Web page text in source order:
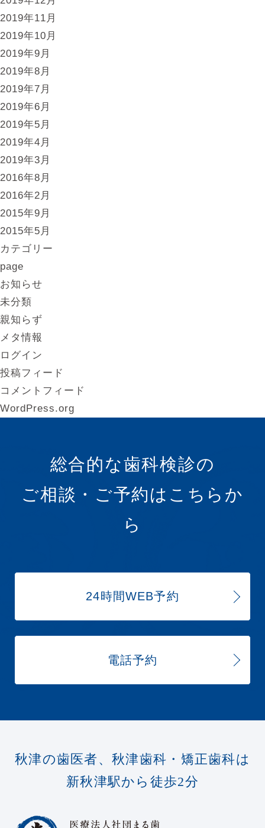
2019年11月
2019年10月
2019年9月
2019年8月
2019年7月
2019年6月
2019年5月
2019年4月
2019年3月
2016年8月
2016年2月
2015年9月
2015年5月
カテゴリー
page
お知らせ
未分類
親知らず
メタ情報
ログイン
投稿フィード
コメントフィード
WordPress.org
総合的な歯科検診の
ご相談・ご予約はこちらか
ら
24時間WEB予約
電話予約
秋津の歯医者、秋津歯科・矯正歯科は
新秋津駅から徒歩2分